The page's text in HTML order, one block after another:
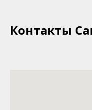
Контакты